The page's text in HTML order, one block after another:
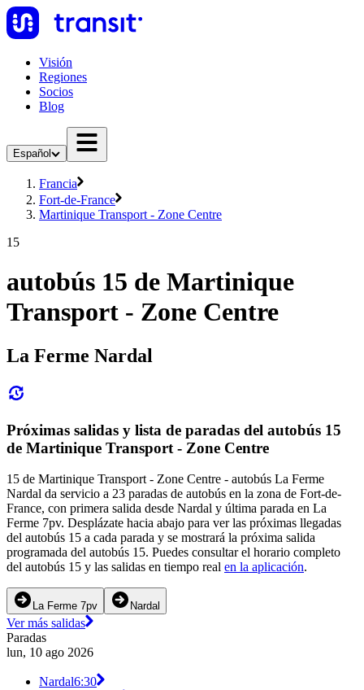
Visión
Regiones
Socios
Blog
Español
Francia
Fort-de-France
Martinique Transport - Zone Centre
15
autobús 15 de Martinique
Transport - Zone Centre
La Ferme Nardal
Próximas salidas y lista de paradas del autobús 15
de Martinique Transport - Zone Centre
15 de Martinique Transport - Zone Centre - autobús La Ferme
Nardal da servicio a 23 paradas de autobús en la zona de Fort-de-
France, con primera salida desde Nardal y última parada en La
Ferme 7pv. Desplázate hacia abajo para ver las próximas llegadas
del autobús 15 a cada parada y se mostrará la próxima salida
programada del autobús 15. Puedes consultar el horario completo
del autobús 15 y las salidas en tiempo real en la aplicación.
La Ferme 7pv Nardal
Ver más salidas
Paradas
lun, 10 ago 2026
Nardal6:30